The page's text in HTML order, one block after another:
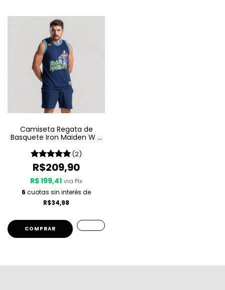
Camiseta Regata de
Basquete Iron Maiden W A
Seventh Son
(2)
R$209,90
R$ 199,41 via Pix
6 cuotas sin interés de
R$34,98
COMPRAR